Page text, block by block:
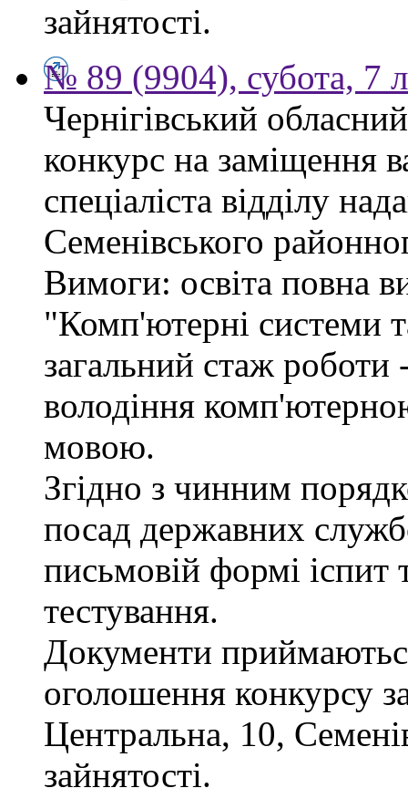
зайнятості.
№ 89 (9904), субота, 7
Чернігівський
конкурс на заміщення
спеціаліста відділу
Семенівського
Вимоги: освіта повна
"Комп'ютерні системи
загальний стаж
володіння
мовою.
Згідно з чинним
посад державних
письмовій формі
тестування.
Документи
оголошення конкурсу
Центральна, 10,
зайнятості.